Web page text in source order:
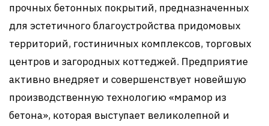
прочных бетонных покрытий, предназначенных
для эстетичного благоустройства придомовых
территорий, гостиничных комплексов, торговых
центров и загородных коттеджей. Предприятие
активно внедряет и совершенствует новейшую
производственную технологию «мрамор из
бетона», которая выступает великолепной и